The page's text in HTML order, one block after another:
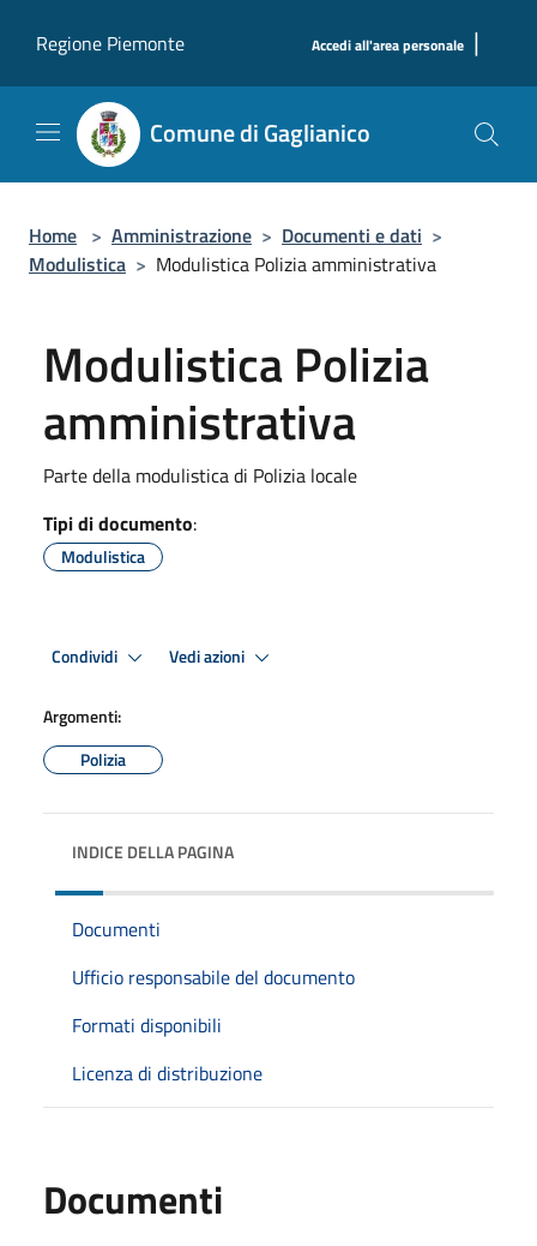
Regione Piemonte
Accedi all'area personale |
Comune di Gaglianico
Home > Amministrazione > Documenti e dati >
Modulistica > Modulistica Polizia amministrativa
Modulistica Polizia
amministrativa
Parte della modulistica di Polizia locale
Tipi di documento:
Modulistica
Condividi Vedi azioni
Argomenti:
Polizia
INDICE DELLA PAGINA
Documenti
Ufficio responsabile del documento
Formati disponibili
Licenza di distribuzione
Documenti